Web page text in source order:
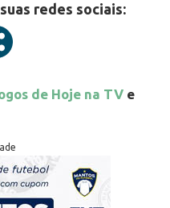
redes sociais:
de Hoje na TV e